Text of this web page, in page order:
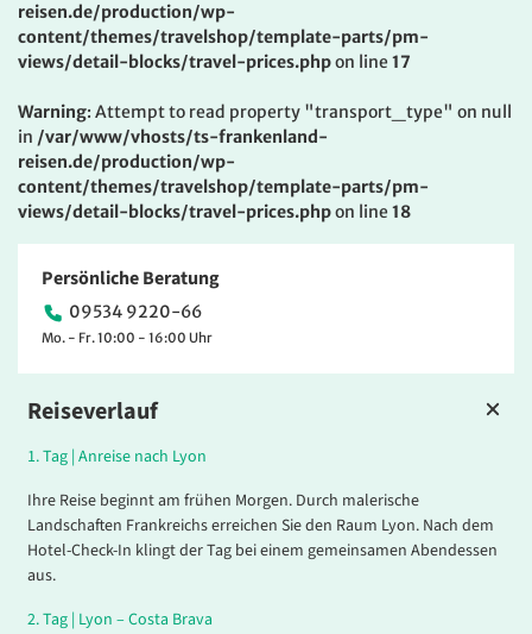
Reiseverlauf
1.Tag | Anreise nach Lyon
Ihre Reise beginnt am frühen Morgen. Durch malerische
Landschaften Frankreichs erreichen Sie den Raum Lyon. Nach dem
Hotel-Check-In klingt der Tag bei einem gemeinsamen Abendessen
aus.
2.Tag | Lyon – Costa Brava
reisen.de/production/wp-
content/themes/travelshop/template-parts/pm-
views/detail-blocks/travel-prices.phpon line 17
Warning: Attempt to read property "transport_type" on null
in /var/www/vhosts/ts-frankenland-
reisen.de/production/wp-
content/themes/travelshop/template-parts/pm-
views/detail-blocks/travel-prices.phpon line 18
Persönliche Beratung
09534 9220-66
Mo. - Fr. 10:00 - 16:00 Uhr